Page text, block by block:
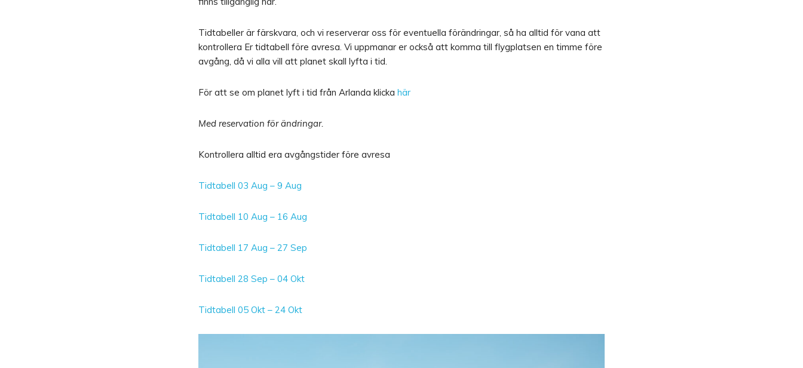
Tidtabeller är färskvara, och vi reserverar oss för eventuella förändringar, så ha alltid för vana att
kontrollera Er tidtabell före avresa. Vi uppmanar er också att komma till flygplatsen en timme före
avgång, då vi alla vill att planet skall lyfta i tid.
För att se om planet lyft i tid från Arlanda klicka här
Med reservation för ändringar.
Kontrollera alltid era avgångstider före avresa
Tidtabell 03 Aug – 9 Aug
Tidtabell 10 Aug – 16 Aug
Tidtabell 17 Aug – 27 Sep
Tidtabell 28 Sep – 04 Okt
Tidtabell 05 Okt – 24 Okt